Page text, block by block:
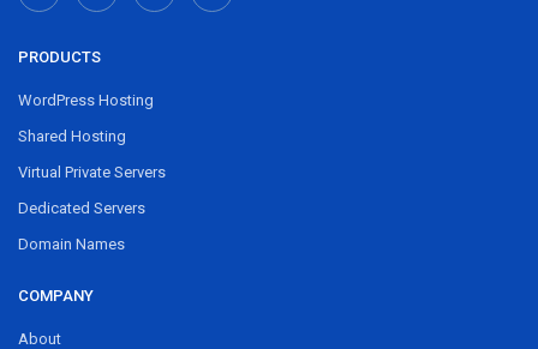
PRODUCTS
WordPress Hosting
Shared Hosting
Virtual Private Servers
Dedicated Servers
Domain Names
COMPANY
About